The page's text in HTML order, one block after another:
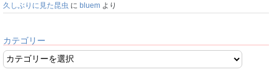
久しぶりに見た昆虫 に bluem より
カテゴリー